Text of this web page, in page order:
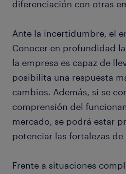
diferenciación con otras
Ante la incertidumbre, el
Conocer en profundidad
la empresa es capaz de
posibilita una respuesta
cambios. Además, si se
comprensión del
mercado, se podrá estar
potenciar las fortalezas de
Frente a situaciones